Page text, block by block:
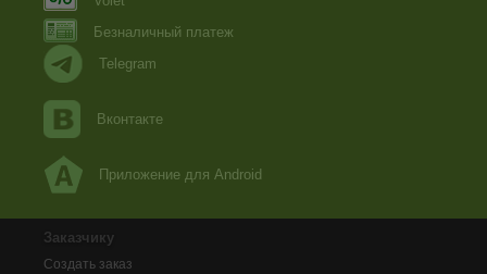
Безналичный платеж
Telegram
Вконтакте
Приложение для Android
Заказчику
Создать заказ